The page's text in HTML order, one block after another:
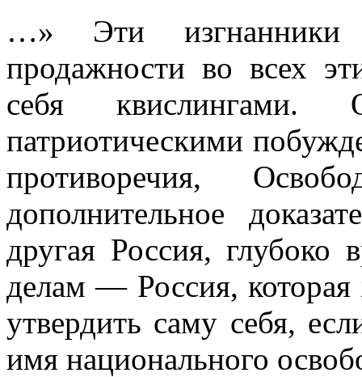
…» Эти изгнанники
продажности во всех
себя квислингами.
патриотическими
противоречия,
дополнительное
другая Россия, глубоко
делам — Россия,
утвердить саму себя,
имя национального